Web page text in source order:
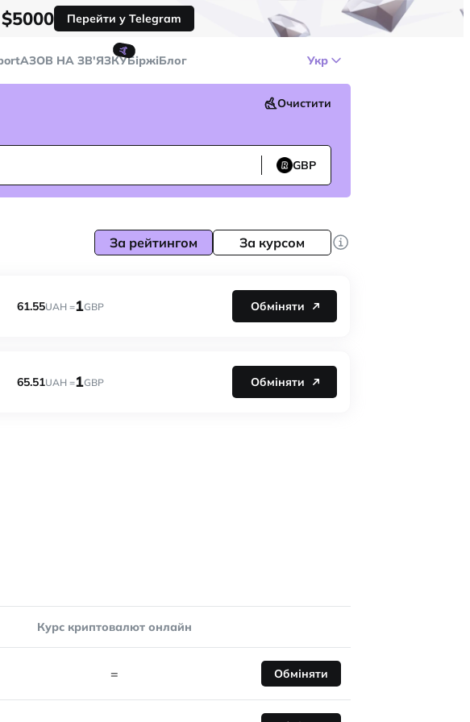
$5000 Перейти у Telegram
🤙
AЗОВ НА ЗВ'ЯЗКУБіржіБлог Укр
Очистити
GBP
За рейтингом За курсом
61.55UAH =1GBP Обміняти
65.51UAH =1GBP Обміняти
Курс криптовалют онлайн
= Обміняти